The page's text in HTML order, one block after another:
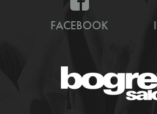
FACEBOOK